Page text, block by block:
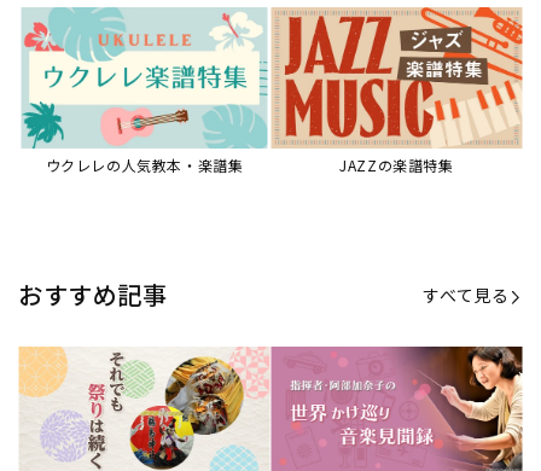
【第21回公開】なぜ人々は祭りを
必要とするのか？祭りの今を見つ
める現地ルポ
【第16回公開】ヨーロッパを拠点
に世界を駆けまわる阿部加奈子の
今に迫る
「できた！」があふれる！『生徒
指導の教科書』
イブ＆トークレポート